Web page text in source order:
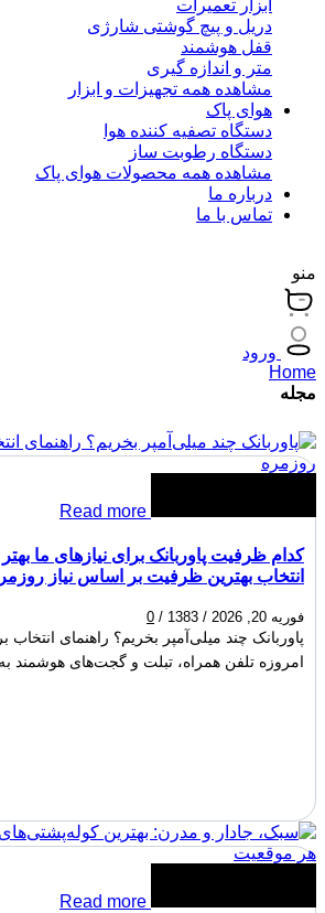
ابزار تعمیرات
دریل و پیچ گوشتی شارژی
قفل هوشمند
متر و اندازه گیری
مشاهده همه تجهیزات و ابزار
هوای پاک
دستگاه تصفیه کننده هوا
دستگاه رطوبت ساز
مشاهده همه محصولات هوای پاک
درباره ما
تماس با ما
منو
ورود
Home
مجله
Read more
کدام ظرفیت پاوربانک برای نیازهای ما
انتخاب بهترین ظرفیت بر اساس نیاز
فوریه 20, 2026 /
1383
/
0
پاوربانک چند میلی‌آمپر بخریم؟ راهنمای
امروزه تلفن همراه، تبلت و گجت‌های هوشمند
Read more